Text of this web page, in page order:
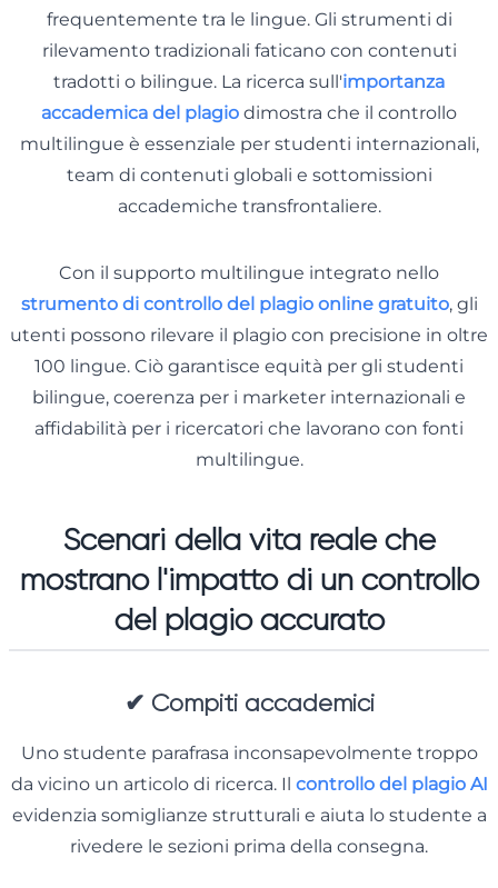
frequentemente tra le lingue. Gli strumenti di
rilevamento tradizionali faticano con contenuti
tradotti o bilingue. La ricerca sull'importanza
accademica del plagio dimostra che il controllo
multilingue è essenziale per studenti internazionali,
team di contenuti globali e sottomissioni
accademiche transfrontaliere.
Con il supporto multilingue integrato nello
strumento di controllo del plagio online gratuito, gli
utenti possono rilevare il plagio con precisione in oltre
100 lingue. Ciò garantisce equità per gli studenti
bilingue, coerenza per i marketer internazionali e
affidabilità per i ricercatori che lavorano con fonti
multilingue.
Scenari della vita reale che
mostrano l'impatto di un controllo
del plagio accurato
✔ Compiti accademici
Uno studente parafrasa inconsapevolmente troppo
da vicino un articolo di ricerca. Il controllo del plagio AI
evidenzia somiglianze strutturali e aiuta lo studente a
rivedere le sezioni prima della consegna.